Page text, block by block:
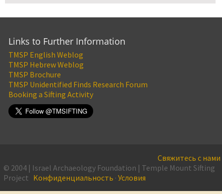
Links to Further Information
TMSP English Weblog
TMSP Hebrew Weblog
TMSP Brochure
TMSP Unidentified Finds Research Forum
Booking a Sifting Activity
Свяжитесь с нами
© 2004 | Israel Archaeology Foundation | Temple Mount Sifting
Project Kонфиденциальность · Условия